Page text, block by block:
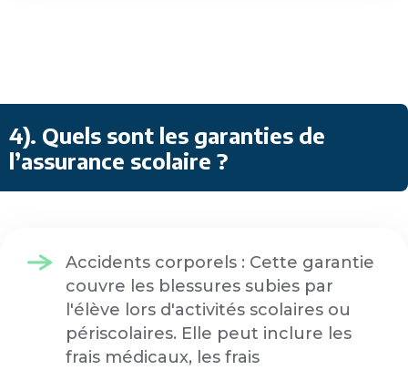
4). Quels sont les garanties de
l’assurance scolaire ?
Accidents corporels : Cette garantie
couvre les blessures subies par
l'élève lors d'activités scolaires ou
périscolaires. Elle peut inclure les
frais médicaux, les frais